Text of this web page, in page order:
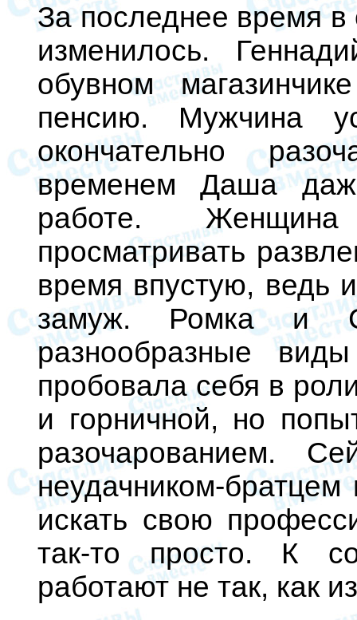
За последнее время в
изменилось.
обувном
пенсию. Мужчина
окончательно
временем Даша
работе.
просматривать
время впустую, ведь
замуж. Ромка и
разнообразные
пробовала себя в
и горничной, но
разочарованием.
неудачником-
искать свою
так-то просто. К
работают не так, как